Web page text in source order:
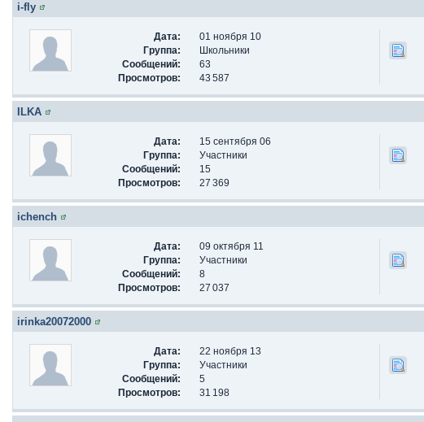
i-fly
Дата:
01 ноября 10
Группа:
Школьники
Сообщений:
63
Просмотров:
43 587
ILKA
Дата:
15 сентября 06
Группа:
Участники
Сообщений:
15
Просмотров:
27 369
ichench
Дата:
09 октября 11
Группа:
Участники
Сообщений:
8
Просмотров:
27 037
irinka20072000
Дата:
22 ноября 13
Группа:
Участники
Сообщений:
5
Просмотров:
31 198